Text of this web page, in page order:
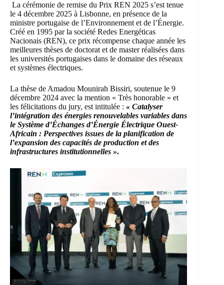
La cérémonie de remise du Prix REN 2025 s’est tenue
le 4 décembre 2025 à Lisbonne, en présence de la
ministre portugaise de l’Environnement et de l’Énergie.
Créé en 1995 par la société Redes Energéticas
Nacionais (REN), ce prix récompense chaque année les
meilleures thèses de doctorat et de master réalisées dans
les universités portugaises dans le domaine des réseaux
et systèmes électriques.
La thèse de Amadou Mounirah Bissiri, soutenue le 9
décembre 2024 avec la mention « Très honorable » et
les félicitations du jury, est intitulée : « Catalyser
l’intégration des énergies renouvelables variables dans
le Système d’Échanges d’Énergie Électrique Ouest-
Africain : Perspectives issues de la planification de
l’expansion des capacités de production et des
infrastructures institutionnelles ».